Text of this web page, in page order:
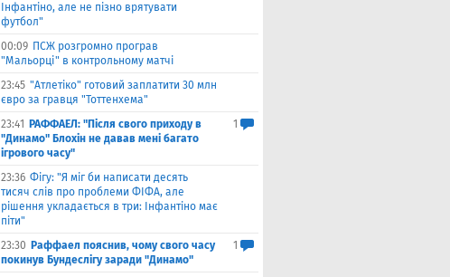
Інфантіно, але не пізно врятувати
футбол"
00:09 ПСЖ розгромно програв
"Мальорці" в контрольному матчі
23:45 "Атлетіко" готовий заплатити 30 млн
євро за гравця "Тоттенхема"
23:41
РАФФАЕЛ: "Після свого приходу в
"Динамо" Блохін не давав мені багато
ігрового часу"
1
23:36 Фігу: "Я міг би написати десять
тисяч слів про проблеми ФІФА, але
рішення укладається в три: Інфантіно має
піти"
23:30 Раффаел пояснив, чому свого часу
покинув Бундеслігу заради "Динамо"
1